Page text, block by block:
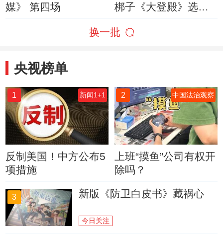
媒》 第四场
梆子《大登殿》选段
换一批
央视榜单
1 新闻1+1
反制美国！中方公布5
项措施
2 中国法治观察
上班“摸鱼”公司有权开
除吗？
3 新版《防卫白皮书》藏祸心
今日关注